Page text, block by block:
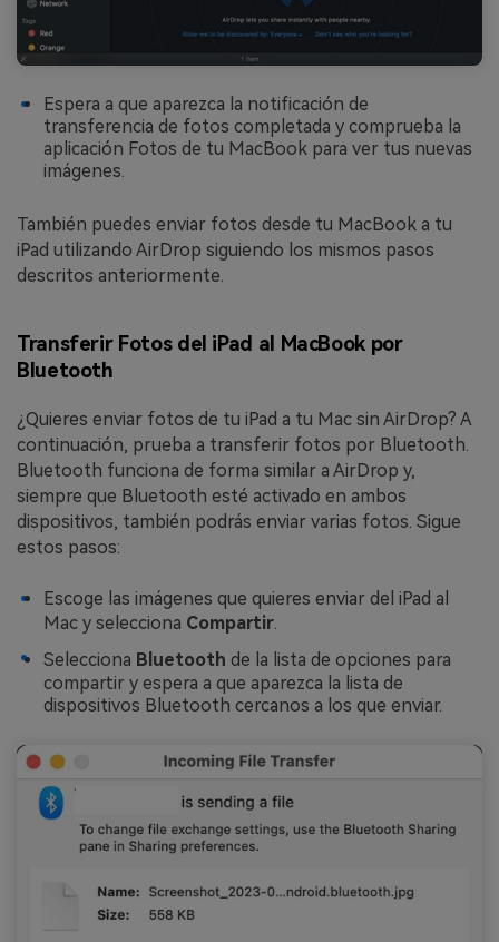
Espera a que aparezca la notificación de
transferencia de fotos completada y comprueba la
aplicación Fotos de tu MacBook para ver tus nuevas
imágenes.
También puedes enviar fotos desde tu MacBook a tu
iPad utilizando AirDrop siguiendo los mismos pasos
descritos anteriormente.
Transferir Fotos del iPad al MacBook por
Bluetooth
¿Quieres enviar fotos de tu iPad a tu Mac sin AirDrop? A
continuación, prueba a transferir fotos por Bluetooth.
Bluetooth funciona de forma similar a AirDrop y,
siempre que Bluetooth esté activado en ambos
dispositivos, también podrás enviar varias fotos. Sigue
estos pasos:
Escoge las imágenes que quieres enviar del iPad al
Mac y selecciona Compartir.
Selecciona Bluetooth de la lista de opciones para
compartir y espera a que aparezca la lista de
dispositivos Bluetooth cercanos a los que enviar.